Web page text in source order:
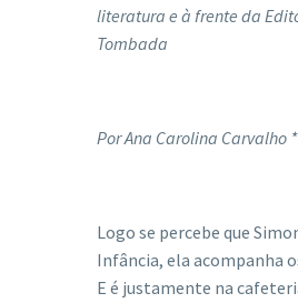
literatura e à frente da
Tombada
Por Ana Carolina Carvalho *
Logo se percebe que
Infância, ela acompanha
E é justamente na